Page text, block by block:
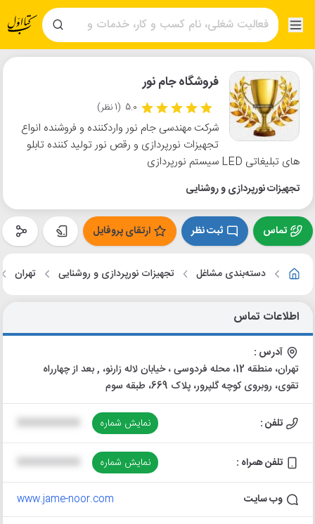
فروشگاه جام نور
5.0 (1 نظر)
شرکت مهندسی جام نور واردکننده و فروشنده انواع
تجهیزات نورپردازی و رقص نور تولید کننده تابلو
های تبلیغاتی LED سیستم نورپردازی
تجهیزات نورپردازی و روشنایی
تماس ثبت نظر ارتقای پروفایل
دسته‌بندی مشاغل تجهیزات نورپردازی و روشنایی تهران
اطلاعات تماس
آدرس :
تهران، منطقه 12، محله فردوسی ، خیابان لاله زارنو، , بعد از چهارراه
تقوی، روبروی کوچه گلپرور، پلاک 669، طبقه سوم
تلفن : نمایش شماره
تلفن همراه : نمایش شماره
وب سایت www.jame-noor.com